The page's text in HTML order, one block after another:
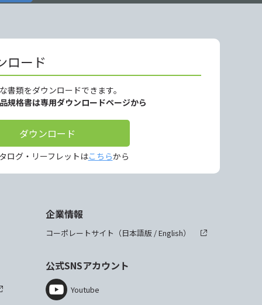
ロード
書類をダウンロードできます。
規格書は専用ダウンロードページから
ダウンロード
ログ・リーフレットはこちらから
企業情報
コーポレートサイト（日本語版 /English）
公式SNSアカウント
Youtube